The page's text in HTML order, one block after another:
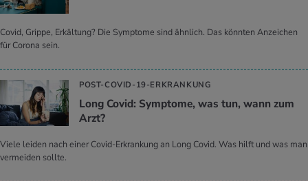
Covid, Grippe, Erkältung? Die Symptome sind ähnlich. Das könnten Anzeichen
für Corona sein.
POST-COVID-19-ERKRANKUNG
Long Covid: Sym­pto­me, was tun, wann zum
Arzt?
Viele leiden nach einer Covid-Erkrankung an Long Covid. Was hilft und was man
vermeiden sollte.